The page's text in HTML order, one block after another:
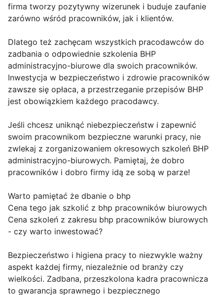
firma tworzy pozytywny wizerunek i buduje zaufanie
zarówno wśród pracowników, jak i klientów.
Dlatego też zachęcam wszystkich pracodawców do
zadbania o odpowiednie szkolenia BHP
administracyjno-biurowe dla swoich pracowników.
Inwestycja w bezpieczeństwo i zdrowie pracowników
zawsze się opłaca, a przestrzeganie przepisów BHP
jest obowiązkiem każdego pracodawcy.
Jeśli chcesz uniknąć niebezpieczeństw i zapewnić
swoim pracownikom bezpieczne warunki pracy, nie
zwlekaj z zorganizowaniem okresowych szkoleń BHP
administracyjno-biurowych. Pamiętaj, że dobro
pracowników i dobro firmy idą ze sobą w parze!
Warto pamiętać że dbanie o bhp
Cena tego jak szkolić z bhp pracowników biurowych
Cena szkoleń z zakresu bhp pracowników biurowych
- czy warto inwestować?
Bezpieczeństwo i higiena pracy to niezwykle ważny
aspekt każdej firmy, niezależnie od branży czy
wielkości. Zadbana, przeszkolona kadra pracownicza
to gwarancja sprawnego i bezpiecznego